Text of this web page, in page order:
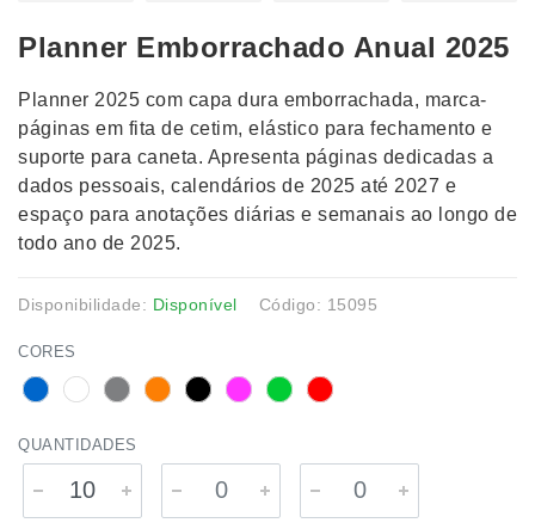
Planner Emborrachado Anual 2025
Planner 2025 com capa dura emborrachada, marca-
páginas em fita de cetim, elástico para fechamento e
suporte para caneta. Apresenta páginas dedicadas a
dados pessoais, calendários de 2025 até 2027 e
espaço para anotações diárias e semanais ao longo de
todo ano de 2025.
Disponibilidade: Disponível Código: 15095
CORES
QUANTIDADES